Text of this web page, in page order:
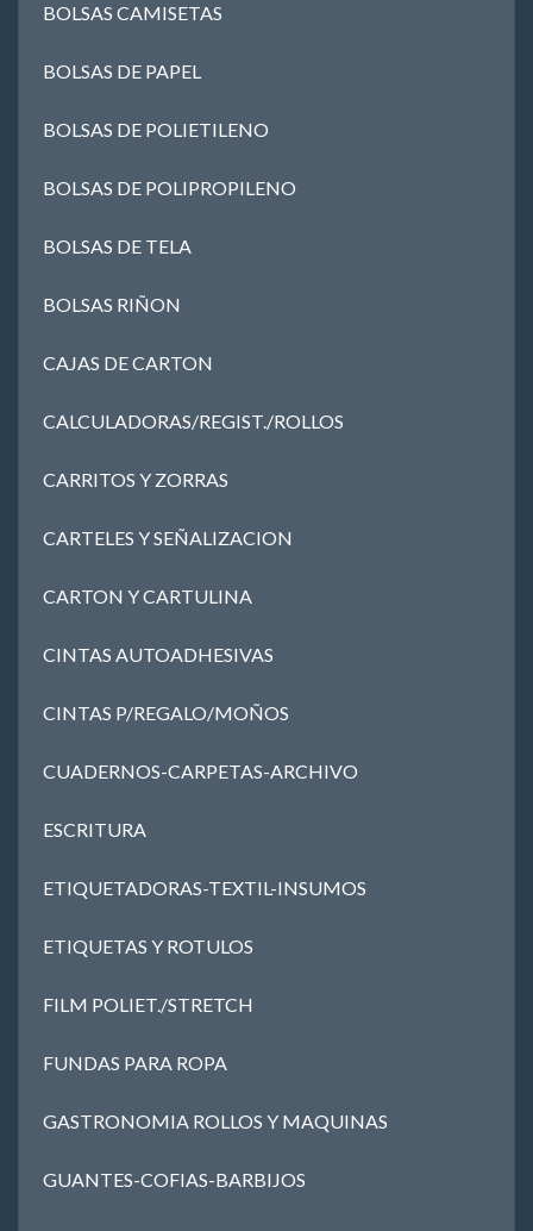
BOLSAS CAMISETAS
BOLSAS DE PAPEL
BOLSAS DE POLIETILENO
BOLSAS DE POLIPROPILENO
BOLSAS DE TELA
BOLSAS RIÑON
CAJAS DE CARTON
CALCULADORAS/REGIST./ROLLOS
CARRITOS Y ZORRAS
CARTELES Y SEÑALIZACION
CARTON Y CARTULINA
CINTAS AUTOADHESIVAS
CINTAS P/REGALO/MOÑOS
CUADERNOS-CARPETAS-ARCHIVO
ESCRITURA
ETIQUETADORAS-TEXTIL-INSUMOS
ETIQUETAS Y ROTULOS
FILM POLIET./STRETCH
FUNDAS PARA ROPA
GASTRONOMIA ROLLOS Y MAQUINAS
GUANTES-COFIAS-BARBIJOS